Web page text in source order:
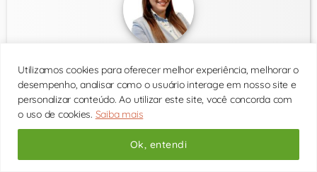
Utilizamos cookies para oferecer melhor experiência, melhorar o
desempenho, analisar como o usuário interage em nosso site e
personalizar conteúdo. Ao utilizar este site, você concorda com
o uso de cookies. Saiba mais
Ok, entendi
Thaís Lopes
CRP 06/190956
Consultas presenciais